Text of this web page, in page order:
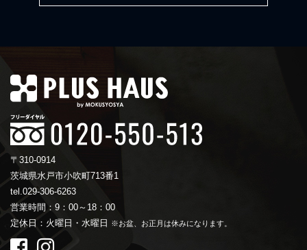
〒310-0914
茨城県水戸市小吹町713番1
tel.029-306-6263
営業時間：9：00～18：00
定休日：火曜日・水曜日
※お盆、お正月は休みになります。